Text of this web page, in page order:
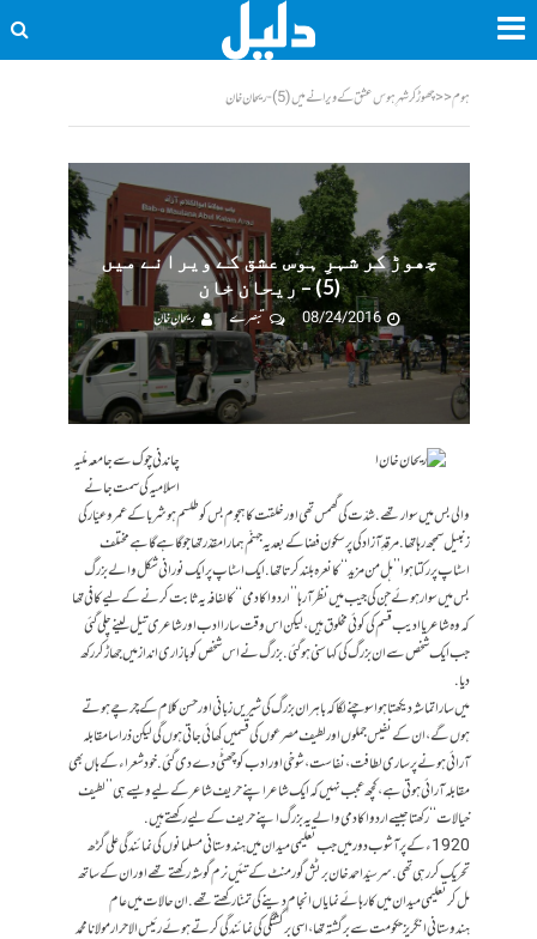
ہوم<<چھوڑ کر شہرِ ہوس عشق کے ویرانے میں (5) - ریحان خان
چھوڑ کر شہرِ ہوس عشق کے ویرانے میں
(5) – ریحان خان
08/24/2016
تبصرے ریحان خان
چاندنی چوک سے جامعہ ملّیہ
اسلامیہ کی سمت جانے
والی بس میں سوار تھے. شدّت کی گھمس تھی اور خلقت کا ہجوم بس کو طلسم ہوشربا کے عمروعیّار کی
زنبیل سمجھ رہا تھا. مرقدِ آزاد کی پرسکون فضا کے بعد یہ جہنّم ہمارا مقدّر تھا جو گاہے گاہے مختلف
اسٹاپ پر رکتا ہوا ’’ہل من مزید‘‘ کا نعرہ بلند کرتا تھا. ایک اسٹاپ پر ایک نورانی شکل والے بزرگ
بس میں سوار ہوئے جن کی جیب میں نظر آرہا ’’اردو اکادمی‘‘ کا لفافہ یہ ثابت کرنے کےلیے کافی تھا
کہ وہ شاعر یا ادیب قسم کی کوئی مخلوق ہیں، لیکن اس وقت سارا ادب اور شاعری تیل لینے چلی گئی
جب ایک شخص سے ان بزرگ کی کہا سنی ہوگئی. بزرگ نے اس شخص کو بازاری انداز میں جھاڑ کر رکھ
دیا.
میں سارا تماشہ دیکھتا ہوا سوچنے لگا کہ باہر ان بزرگ کی شیریں زبانی اور حسن کلام کے چرچے ہوتے
ہوں گے، ان کے نفیس جملوں اور لطیف مصرعوں کی قسمیں کھائی جاتی ہوں گی لیکن ذرا سا مقابلہ
آرائی ہونے پر ساری لطافت، نفاست، شوخی اور ادب کو چھٹّی دے دی گئی. خود شعراء کے ہاں بھی
مقابلہ آرائی ہوتی ہے، کچھ عجب نہیں کہ ایک شاعر اپنے حریف شاعر کے لیے ویسے ہی’’لطیف
خیالات‘‘ رکھتا جیسے اردو اکادمی والے یہ بزرگ اپنے حریف کے لیے رکھتے ہیں.
1920ء کے پرآشوب دور میں جب تعلیمی میدان میں ہندوستانی مسلمانوں کی نمائندگی علی گڑھ
تحریک کررہی تھی. سر سیّد احمد خان برٹش گورمنٹ کے تئیں نرم گوشہ رکھتے تھے اور ان کے ساتھ
مل کر تعلیمی میدان میں کارہائے نمایاں انجام دینے کی تمنّا رکھتے تھے. ان حالات میں عام
ہندوستانی انگریز حکومت سے برگشتہ تھا، اسی برگشتگی کی نمائندگی کرتے ہوئے رئیس الاحرارمولانا محمد